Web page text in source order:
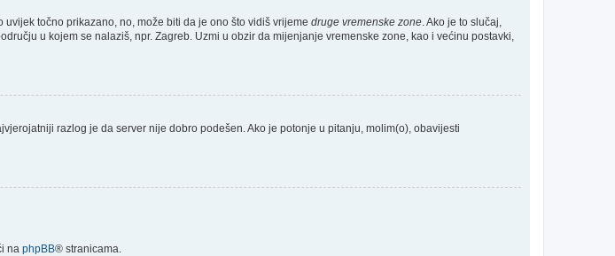
točno prikazano, no, može biti da je ono što vidiš vrijeme druge vremenske zone . Ako je to slučaj,
u kojem se nalaziš, npr. Zagreb. Uzmi u obzir da mijenjanje vremenske zone, kao i većinu postavki,
razlog je da server nije dobro podešen. Ako je potonje u pitanju, molim(o), obavijesti
na phpBB® stranicama.